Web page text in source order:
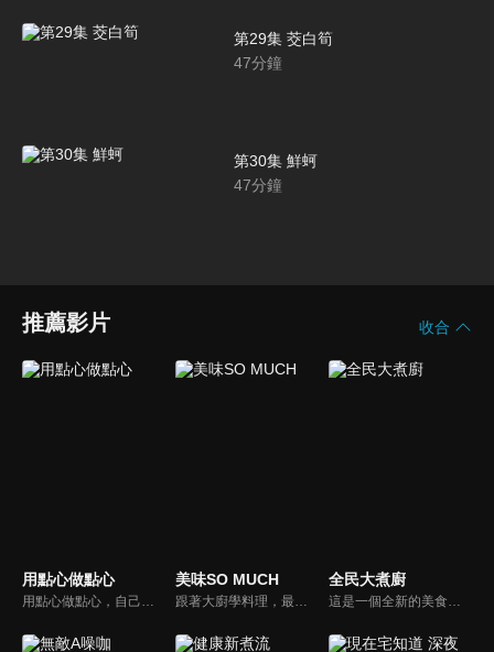
第29集 茭白筍
47分鐘
第30集 鮮蚵
47分鐘
推薦影片 收合
用點心做點心 美味SO MUCH 全民大煮廚